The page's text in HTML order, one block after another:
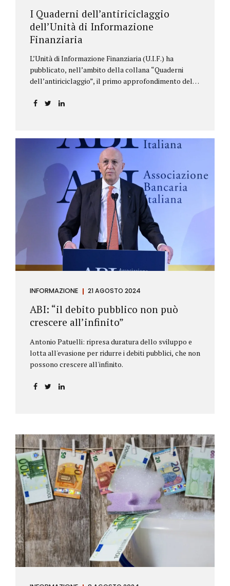
I Quaderni dell’antiriciclaggio
dell’Unità di Informazione
Finanziaria
L’Unità di Informazione Finanziaria (U.I.F.) ha
pubblicato, nell’ambito della collana “Quaderni
dell’antiriciclaggio”, il primo approfondimento del
aggiornamenti della normativa e della
all’AML Package. Le principali sezioni della rassegna
riguardano le novità nella disciplina internazionale e
nazionale, e forniscono informazioni su
eventuali consultazioni pubbliche e su pronunce di
particolare rilevanza emesse nell’esercizio
dell’attività giurisdizionale. In questo numero
l’approfondimento è dedicato, in particolare: alla
recente normativa della UE sugli obblighi
antiriciclaggio (c.d. AML Package), tra cui il
Regolamento Antiriciclaggio e la Direttiva AML;
all’AMLA, ovvero alla nuova Autorità europea che
inizierà...
INFORMAZIONE 21 AGOSTO 2024
ABI: “il debito pubblico non può
crescere all’infinito”
Antonio Patuelli: ripresa duratura dello sviluppo e
lotta all'evasione per ridurre i debiti pubblici, che non
possono crescere all'infinito.